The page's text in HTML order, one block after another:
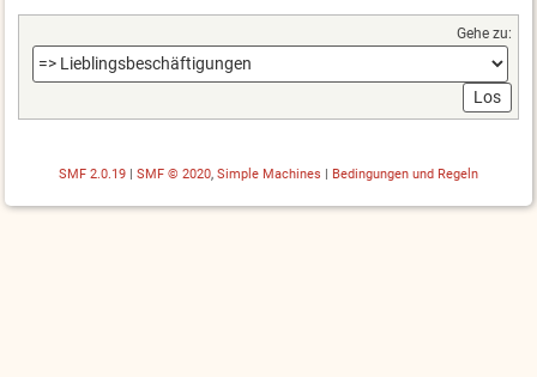
Gehe zu:
SMF 2.0.19 | SMF © 2020, Simple Machines | Bedingungen und Regeln